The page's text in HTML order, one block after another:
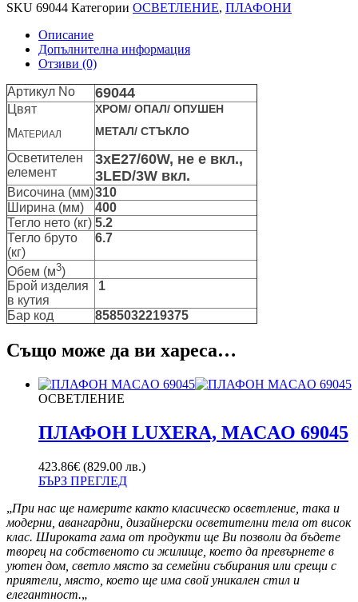
SKU 69044 Категории ОСВЕТЛЕНИЕ, ПЛАФОНИ
Описание
Допълнителна информация
Отзиви (0)
Артикул No 69044
Цвят
МАТЕРИАЛ
ХРОМ/ ОПАЛ/ ОПУШЕН
МЕТАЛ/ СТЪКЛО
Осветителен
елемент
3xЕ27/60W, не е вкл.,
3LED/3W вкл.
Височина (мм)310
Ширина (мм)
400
Тегло нето (кг) 5.2
Тегло бруто
(кг)
6.7
Обем (м3)
Брой изделия
в кутия
1
Бар код 8585032219375
Също може да ви хареса…
ОСВЕТЛЕНИЕ
ПЛАФОН LUXERA, MACAO 69045
423.86€ (829.00 лв.)
БЪРЗ ПРЕГЛЕД
„При нас ще намерите както класическо осветление, така и
модерни, авангардни, дизайнерски осветителни тела от висок
клас. Широката гама от продукти ще Ви позволи да бъдете
творец на собственото си жилище, което да превърнете в
уютен дом, светло място за семейни събирания или срещи с
приятели, място, което ще има свой уникален стил и
елегантност.„